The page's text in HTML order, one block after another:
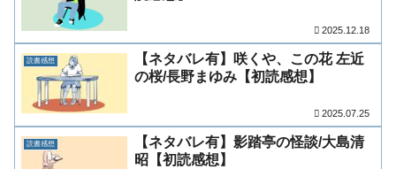
2025.12.18
読書感想
【ネタバレ有】咲くや、この花 左近
の桜/長野まゆみ【初読感想】
2025.07.25
読書感想
【ネタバレ有】影踏亭の怪談/大島清
昭【初読感想】